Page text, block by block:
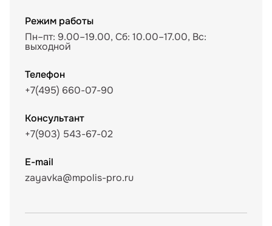
Режим работы
Пн–пт: 9.00–19.00, Сб: 10.00–17.00, Вс:
выходной
Телефон
+7(495) 660-07-90
Консультант
+7(903) 543-67-02
E-mail
zayavka@mpolis-pro.ru